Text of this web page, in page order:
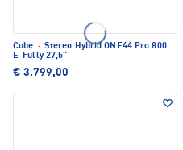
Cube · Stereo Hybrid ONE44 Pro 800
E-Fully 27,5"
€ 3.799,00